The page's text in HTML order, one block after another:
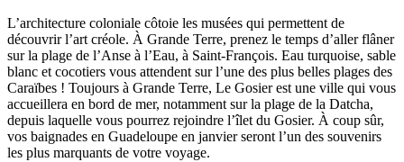
L’architecture coloniale côtoie les musées qui permettent de
découvrir l’art créole. À Grande Terre, prenez le temps d’aller flâner
sur la plage de l’Anse à l’Eau, à Saint-François. Eau turquoise, sable
blanc et cocotiers vous attendent sur l’une des plus belles plages des
Caraïbes ! Toujours à Grande Terre, Le Gosier est une ville qui vous
accueillera en bord de mer, notamment sur la plage de la Datcha,
depuis laquelle vous pourrez rejoindre l’îlet du Gosier. À coup sûr,
vos baignades en Guadeloupe en janvier seront l’un des souvenirs
les plus marquants de votre voyage.